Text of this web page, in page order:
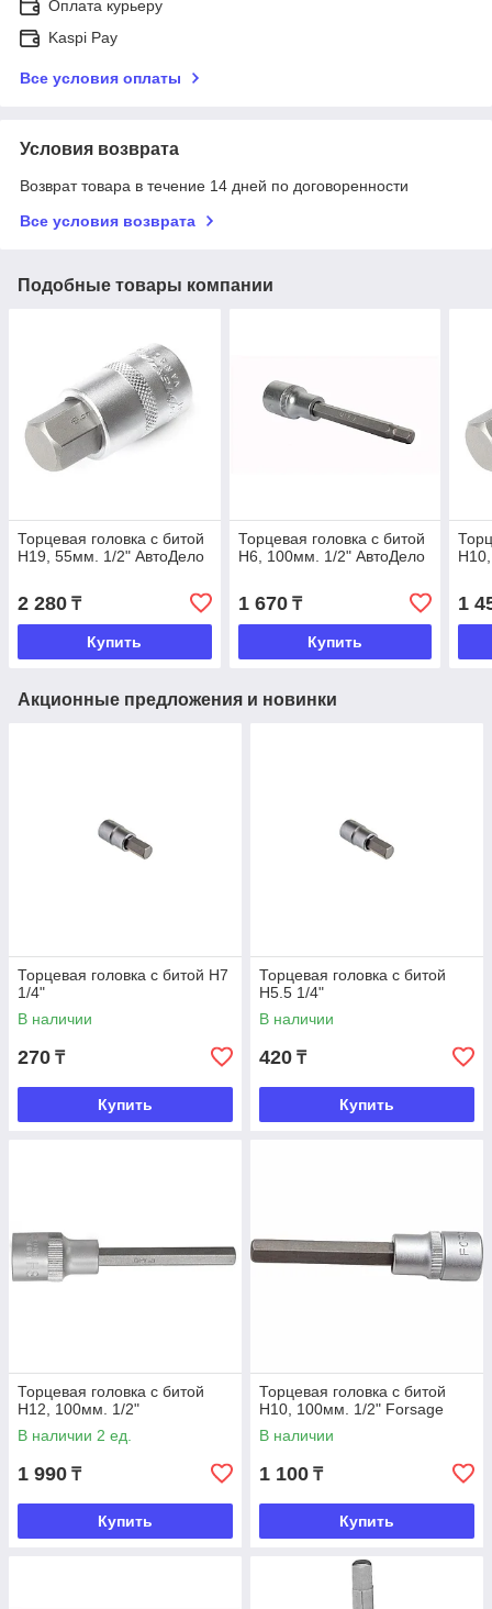
Оплата курьеру
Kaspi Pay
Все условия оплаты
Условия возврата
Возврат товара в течение 14 дней по договоренности
Все условия возврата
Подобные товары компании
Торцевая головка с битой
Н19, 55мм. 1/2" АвтоДело
2 280 ₸
Купить
Торцевая головка с битой
Н6, 100мм. 1/2" АвтоДело
1 670₸
Купить
1
Акционные предложения и новинки
Торцевая головка с битой H7
1/4"
В наличии
270 ₸
Купить
Торцевая головка с битой
H5.5 1/4"
В наличии
420 ₸
Купить
Торцевая головка с битой
Н12, 100мм. 1/2"
В наличии 2 ед.
1 990 ₸
Купить
Торцевая головка с битой
Н10, 100мм. 1/2" Forsage
В наличии
1 100 ₸
Купить